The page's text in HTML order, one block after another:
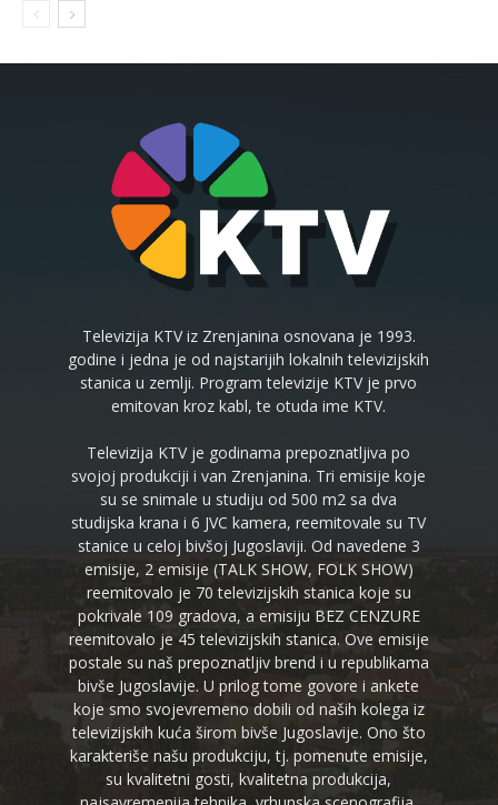
Televizija KTV iz Zrenjanina osnovana je 1993.
godine i jedna je od najstarijih lokalnih televizijskih
stanica u zemlji. Program televizije KTV je prvo
emitovan kroz kabl, te otuda ime KTV.
Televizija KTV je godinama prepoznatljiva po
svojoj produkciji i van Zrenjanina. Tri emisije koje
su se snimale u studiju od 500 m2 sa dva
studijska krana i 6 JVC kamera, reemitovale su TV
stanice u celoj bivšoj Jugoslaviji. Od navedene 3
emisije, 2 emisije (TALK SHOW, FOLK SHOW)
reemitovalo je 70 televizijskih stanica koje su
pokrivale 109 gradova, a emisiju BEZ CENZURE
reemitovalo je 45 televizijskih stanica. Ove emisije
postale su naš prepoznatljiv brend i u republikama
bivše Jugoslavije. U prilog tome govore i ankete
koje smo svojevremeno dobili od naših kolega iz
televizijskih kuća širom bivše Jugoslavije. Ono što
karakteriše našu produkciju, tj. pomenute emisije,
su kvalitetni gosti, kvalitetna produkcija,